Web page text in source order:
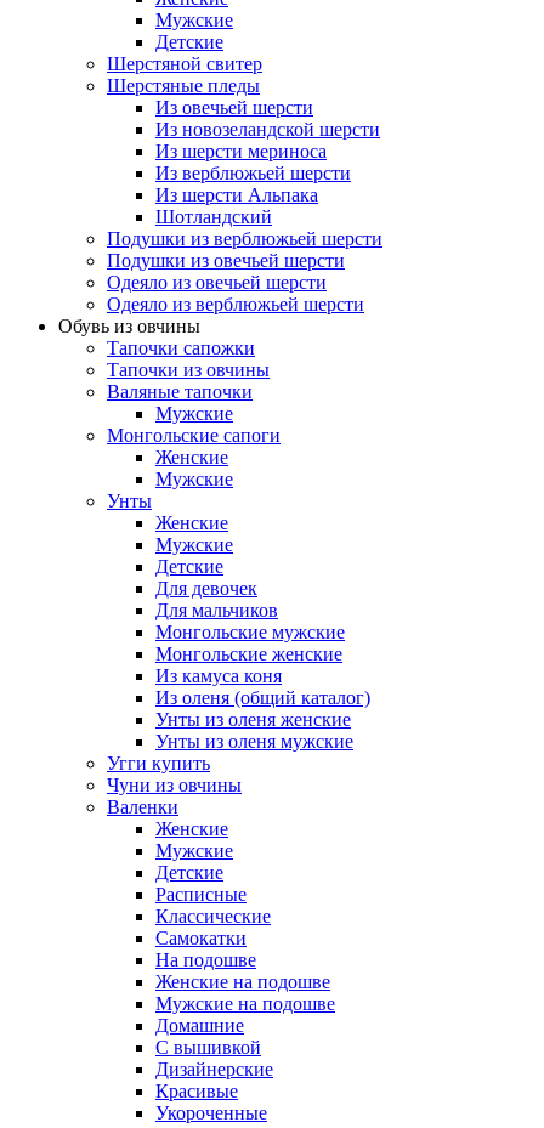
Мужские
Детские
Шерстяной свитер
Шерстяные пледы
Из овечьей шерсти
Из новозеландской шерсти
Из шерсти мериноса
Из верблюжьей шерсти
Из шерсти Альпака
Шотландский
Подушки из верблюжьей шерсти
Подушки из овечьей шерсти
Одеяло из овечьей шерсти
Одеяло из верблюжьей шерсти
Обувь из овчины
Тапочки сапожки
Тапочки из овчины
Валяные тапочки
Мужские
Монгольские сапоги
Женские
Мужские
Унты
Женские
Мужские
Детские
Для девочек
Для мальчиков
Монгольские мужские
Монгольские женские
Из камуса коня
Из оленя (общий каталог)
Унты из оленя женские
Унты из оленя мужские
Угги купить
Чуни из овчины
Валенки
Женские
Мужские
Детские
Расписные
Классические
Самокатки
На подошве
Женские на подошве
Мужские на подошве
Домашние
С вышивкой
Дизайнерские
Красивые
Укороченные